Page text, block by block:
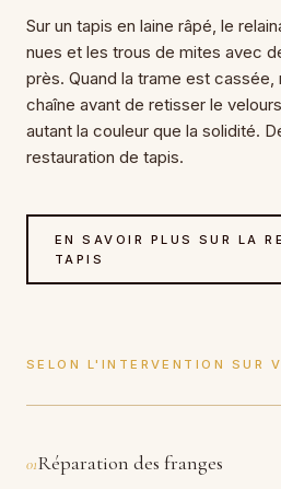
Sur un tapis en laine râpé, le
nues et les trous de mites avec
près. Quand la trame est cassée,
chaîne avant de retisser le
autant la couleur que la solidité.
restauration de tapis.
EN SAVOIR PLUS SUR LA
TAPIS
SELON L'INTERVENTION SUR
01Réparation des franges